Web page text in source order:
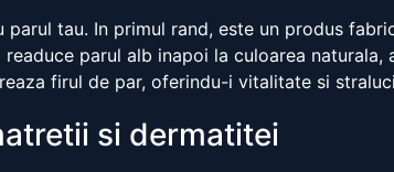
tau. In primul rand, este un produs
parul alb inapoi la culoarea
firul de par, oferindu-i vitalitate si
si dermatitei